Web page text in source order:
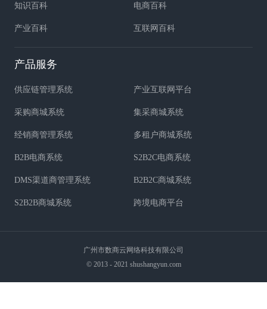
知识百科 电商百科
产业百科 互联网百科
产品服务
供应链管理系统 产业互联网平台
采购商城系统 集采商城系统
经销商管理系统 多租户商城系统
B2B电商系统 S2B2C电商系统
DMS渠道商管理系统 B2B2C商城系统
S2B2B商城系统 跨境电商平台
广州市数商云网络科技有限公司
© 2013 - 2021 shushangyun.com